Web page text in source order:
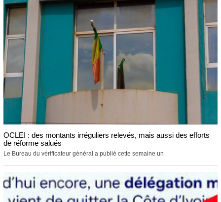
OCLEI : des montants irréguliers relevés, mais aussi des efforts
de réforme salués
Le Bureau du vérificateur général a publié cette semaine un